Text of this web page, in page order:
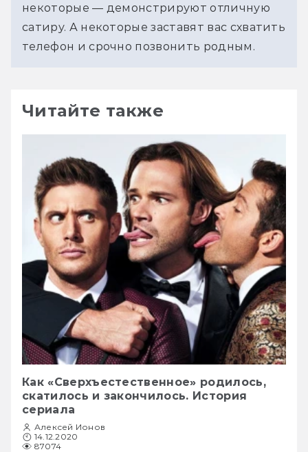
некоторые — демонстрируют отличную
сатиру. А некоторые заставят вас схватить
телефон и срочно позвонить родным.
Читайте также
Как «Сверхъестественное» родилось,
скатилось и закончилось. История
сериала
Алексей Ионов
14.12.2020
87074